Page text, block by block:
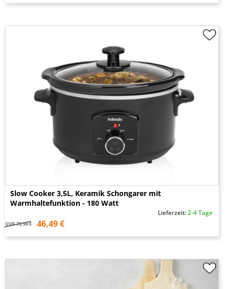
Slow Cooker 3,5L, Keramik Schongarer mit
Warmhaltefunktion - 180 Watt
Lieferzeit:2-4 Tage
UVP 76,99 € 46,49 €